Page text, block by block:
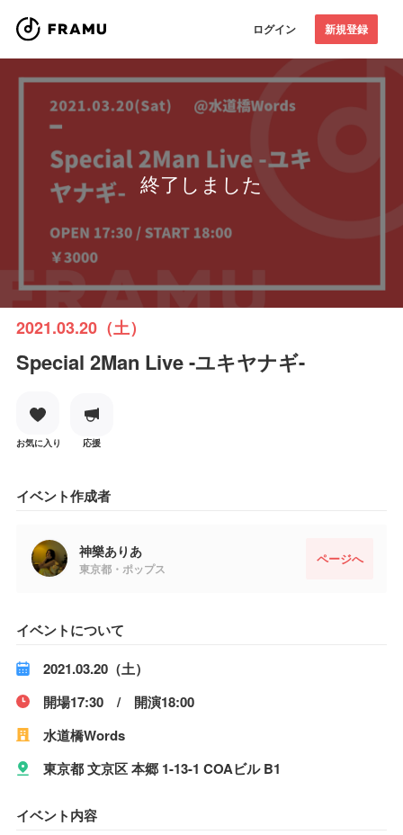
ログイン 新規登録
終了しました
2021.03.20（土）
Special 2Man Live -ユキヤナギ-
お気に入り 応援
イベント作成者
神樂ありあ
東京都・ポップス
ページへ
イベントについて
2021.03.20（土）
開場17:30 / 開演18:00
水道橋Words
東京都 文京区 本郷 1-13-1 COAビル B1
イベント内容